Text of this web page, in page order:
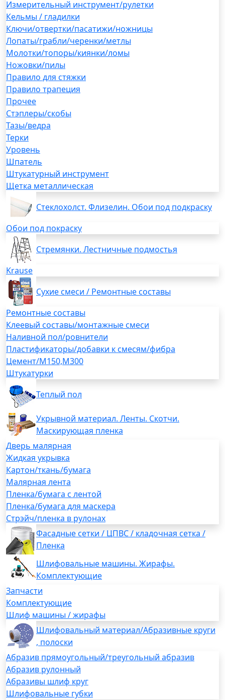
Измерительный инструмент/рулетки
Кельмы / гладилки
Ключи/отвертки/пасатижи/ножницы
Лопаты/грабли/черенки/метлы
Молотки/топоры/киянки/ломы
Ножовки/пилы
Правило для стяжки
Правило трапеция
Прочее
Стэплеры/скобы
Тазы/ведра
Терки
Уровень
Шпатель
Штукатурный инструмент
Щетка металлическая
Стеклохолст. Флизелин. Обои под подкраску
Обои под покраску
Стремянки. Лестничные подмостья
Krause
Сухие смеси / Ремонтные составы
Ремонтные составы
Клеевый составы/монтажные смеси
Наливной пол/ровнители
Пластификаторы/добавки к смесям/фибра
Цемент/М150,М300
Штукатурки
Теплый пол
Укрывной материал. Ленты. Скотчи.
Маскирующая пленка
Дверь малярная
Жидкая укрывка
Картон/ткань/бумага
Малярная лента
Пленка/бумага с лентой
Пленка/бумага для маскера
Стрэйч/пленка в рулонах
Фасадные сетки / ЦПВС / кладочная сетка /
Пленка
Шлифовальные машины. Жирафы.
Комплектующие
Запчасти
Комплектующие
Шлиф машины / жирафы
Шлифовальный материал/Абразивные круги
, полоски
Абразив прямоугольный/треугольный абразив
Абразив рулонный
Абразивы шлиф круг
Шлифовальные губки